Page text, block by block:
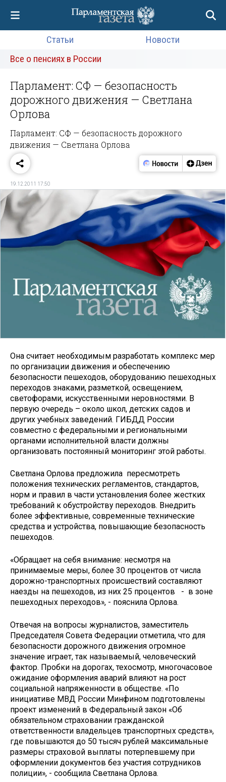
Статьи
Новости
Все о пенсиях в России
Парламент: СФ — безопасность
дорожного движения — Светлана
Орлова
Парламент: СФ — безопасность дорожного
движения — Светлана Орлова
19.12.2011 17:50
Она считает необходимым разработать комплекс мер
по организации движения и обеспечению
безопасности пешеходов, оборудованию пешеходных
переходов знаками, разметкой, освещением,
светофорами, искусственными неровностями. В
первую очередь – около школ, детских садов и
других учебных заведений. ГИБДД России
совместно с федеральными и региональными
органами исполнительной власти должны
организовать постоянный мониторинг этой работы.
Светлана Орлова предложила пересмотреть
положения технических регламентов, стандартов,
норм и правил в части установления более жестких
требований к обустройству переходов. Внедрить
более эффективные, современные технические
средства и устройства, повышающие безопасность
пешеходов.
«Обращает на себя внимание: несмотря на
принимаемые меры, более 30 процентов от числа
дорожно-транспортных происшествий составляют
наезды на пешеходов, из них 25 процентов - в зоне
пешеходных переходов», - пояснила Орлова.
Отвечая на вопросы журналистов, заместитель
Председателя Совета Федерации отметила, что для
безопасности дорожного движения огромное
значение играет, так называемый, человеческий
фактор. Пробки на дорогах, техосмотр, многочасовое
ожидание оформления аварий влияют на рост
социальной напряженности в обществе. «По
инициативе МВД России Минфином подготовлены
проект изменений в Федеральный закон «Об
обязательном страховании гражданской
ответственности владельцев транспортных средств»,
где повышаются до 50 тысяч рублей максимальные
размеры страховой выплаты потерпевшему при
оформлении документов без участия сотрудников
полиции», - сообщила Светлана Орлова.